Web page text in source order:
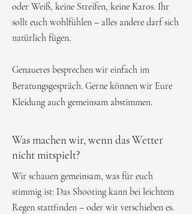
oder Weiß, keine Streifen, keine Karos. Ihr
sollt euch wohlfühlen – alles andere darf sich
natürlich fügen.
Genaueres besprechen wir einfach im
Beratungsgespräch. Gerne können wir Eure
Kleidung auch gemeinsam abstimmen.
Was machen wir, wenn das Wetter
nicht mitspielt?
Wir schauen gemeinsam, was für euch
stimmig ist: Das Shooting kann bei leichtem
Regen stattfinden – oder wir verschieben es.